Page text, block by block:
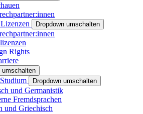
Dropdown umschalten
Rights
umschalten
Dropdown umschalten
und Germanistik
Fremdsprachen
und Griechisch